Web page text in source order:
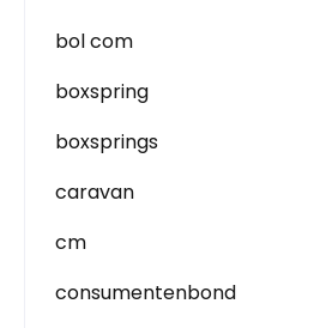
bol com
boxspring
boxsprings
caravan
cm
consumentenbond